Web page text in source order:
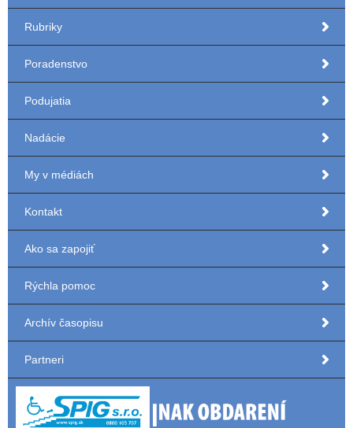
Rubriky
Poradenstvo
Podujatia
Nadácie
My v médiách
Kontakt
Ako sa zapojiť
Rýchla pomoc
Archív časopisu
Partneri